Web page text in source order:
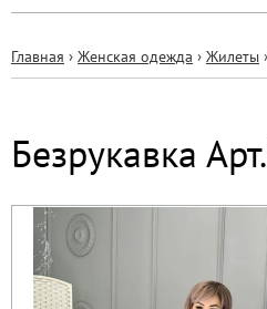
здесь
Главная › Женская одежда › Жилеты ›
Безрукавка